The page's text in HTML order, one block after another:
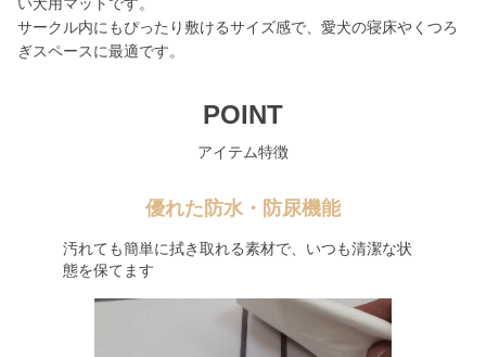
サークル内にもぴったり敷けるサイズ感で、愛犬の寝床やくつろ
ぎスペースに最適です。
POINT
アイテム特徴
優れた防水・防尿機能
汚れても簡単に拭き取れる素材で、いつも清潔な状
態を保てます